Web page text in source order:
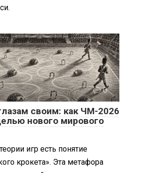
0
своим: как ЧМ-2026
нового мирового
игр есть понятие
крокета». Эта метафора